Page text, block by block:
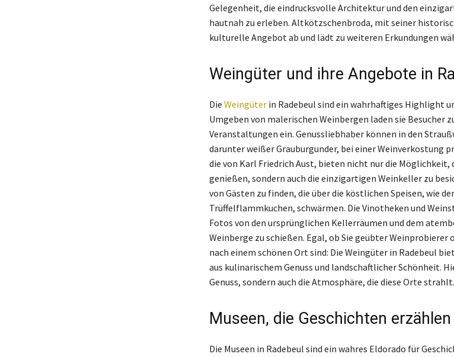
Gelegenheit, die eindrucksvolle Architektur und den
hautnah zu erleben. Altkötzschenbroda, mit seiner
kulturelle Angebot ab und lädt zu weiteren Erkundungen
Weingüter und ihre Angebote in
Die Weingüterin Radebeul sind ein wahrhaftiges Highlight
Umgeben von malerischen Weinbergen laden sie Besucher
Veranstaltungen ein. Genussliebhaber können in den
darunter weißer Grauburgunder, bei einer Weinverkostung
die von Karl Friedrich Aust, bieten nicht nur die Möglichkeit,
genießen, sondern auch die einzigartigen Weinkeller zu
von Gästen zu finden, die über die köstlichen Speisen, wie
Trüffelflammkuchen, schwärmen. Die Vinotheken und
Fotos von den ursprünglichen Kellerräumen und dem
Weinberge zu schießen. Egal, ob Sie geübter Weinprobierer
nach einem schönen Ort sind: Die Weingüter in Radebeul
aus kulinarischem Genuss und landschaftlicher Schönheit.
Genuss, sondern auch die Atmosphäre, die diese Orte strahlt.
Museen, die Geschichten erzählen
Die Museen in Radebeul sind ein wahres Eldorado für